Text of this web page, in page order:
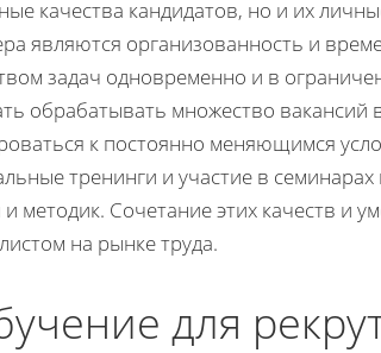
качества кандидатов, но и их
являются организованность и
задач одновременно и в
обрабатывать множество вакансий
к постоянно меняющимся
тренинги и участие в семинарах
методик. Сочетание этих качеств и
на рынке труда.
для